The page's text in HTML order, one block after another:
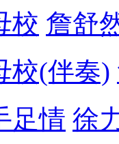
校 詹舒
校(伴奏)
足情 徐